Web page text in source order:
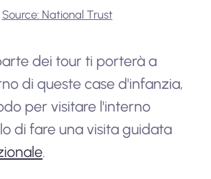
Source: National Trust
dei tour ti porterà a
di queste case d'infanzia,
per visitare l'interno
di fare una visita guidata
.